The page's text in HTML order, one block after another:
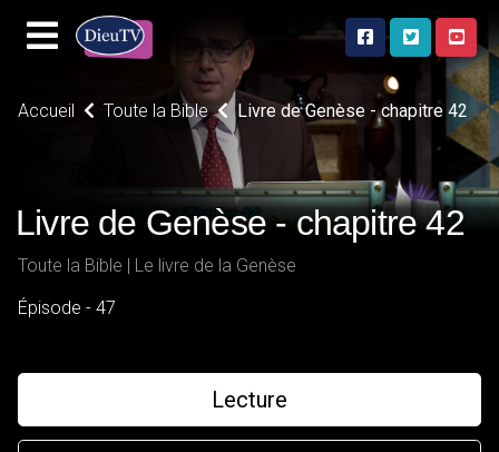
Accueil Toute la Bible Livre de Genèse - chapitre 42
Livre de Genèse - chapitre 42
Toute la Bible | Le livre de la Genèse
Épisode - 47
Lecture